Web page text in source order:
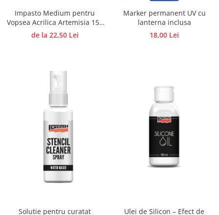
Altele
Stampile, sigilii
Ustensile, aparate
Cutter, trimmer
Pistoale de lipit
Traforaj, pirogravura
Impasto Medium pentru
Vopsea Acrilica Artemisia 150
- 500 ml
de la 22,50 Lei
Marker permanent UV cu
lanterna inclusa
18,00 Lei
Solutie pentru curatat
Ulei de Silicon – Efect de